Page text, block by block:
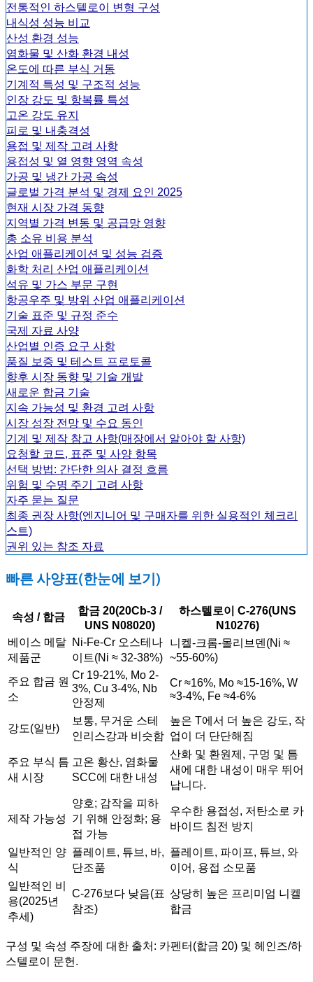
전통적인 하스텔로이 변형 구성
내식성 성능 비교
산성 환경 성능
염화물 및 산화 환경 내성
온도에 따른 부식 거동
기계적 특성 및 구조적 성능
인장 강도 및 항복률 특성
고온 강도 유지
피로 및 내충격성
용접 및 제작 고려 사항
용접성 및 열 영향 영역 속성
가공 및 냉간 가공 속성
글로벌 가격 분석 및 경제 요인 2025
현재 시장 가격 동향
지역별 가격 변동 및 공급망 영향
총 소유 비용 분석
산업 애플리케이션 및 성능 검증
화학 처리 산업 애플리케이션
석유 및 가스 부문 구현
항공우주 및 방위 산업 애플리케이션
기술 표준 및 규정 준수
국제 자료 사양
산업별 인증 요구 사항
품질 보증 및 테스트 프로토콜
향후 시장 동향 및 기술 개발
새로운 합금 기술
지속 가능성 및 환경 고려 사항
시장 성장 전망 및 수요 동인
기계 및 제작 참고 사항(매장에서 알아야 할 사항)
요청할 코드, 표준 및 사양 항목
선택 방법: 간단한 의사 결정 흐름
위험 및 수명 주기 고려 사항
자주 묻는 질문
최종 권장 사항(엔지니어 및 구매자를 위한 실용적인 체크리
스트)
권위 있는 참조 자료
빠른 사양표(한눈에 보기)
속성 / 합금
합금 20(20Cb-3 /
UNS N08020)
하스텔로이 C-276(UNS
N10276)
베이스 메탈
제품군
Ni-Fe-Cr 오스테나
이트(Ni ≈ 32-38%)
니켈-크롬-몰리브덴(Ni ≈
~55-60%)
주요 합금 원
소
Cr 19-21%, Mo 2-
3%, Cu 3-4%, Nb
안정제
Cr ≈16%, Mo ≈15-16%, W
≈3-4%, Fe ≈4-6%
강도(일반)
보통, 무거운 스테
인리스강과 비슷함
높은 T에서 더 높은 강도, 작
업이 더 단단해짐
주요 부식 틈
새 시장
고온 황산, 염화물
SCC에 대한 내성
산화 및 환원제, 구멍 및 틈
새에 대한 내성이 매우 뛰어
납니다.
제작 가능성
양호; 감작을 피하
기 위해 안정화; 용
접 가능
우수한 용접성, 저탄소로 카
바이드 침전 방지
일반적인 양
식
플레이트, 튜브, 바,
단조품
플레이트, 파이프, 튜브, 와
이어, 용접 소모품
일반적인 비
용(2025년
추세)
C-276보다 낮음(표
참조)
상당히 높은 프리미엄 니켈
합금
구성 및 속성 주장에 대한 출처: 카펜터(합금 20) 및 헤인즈/하
스텔로이 문헌.